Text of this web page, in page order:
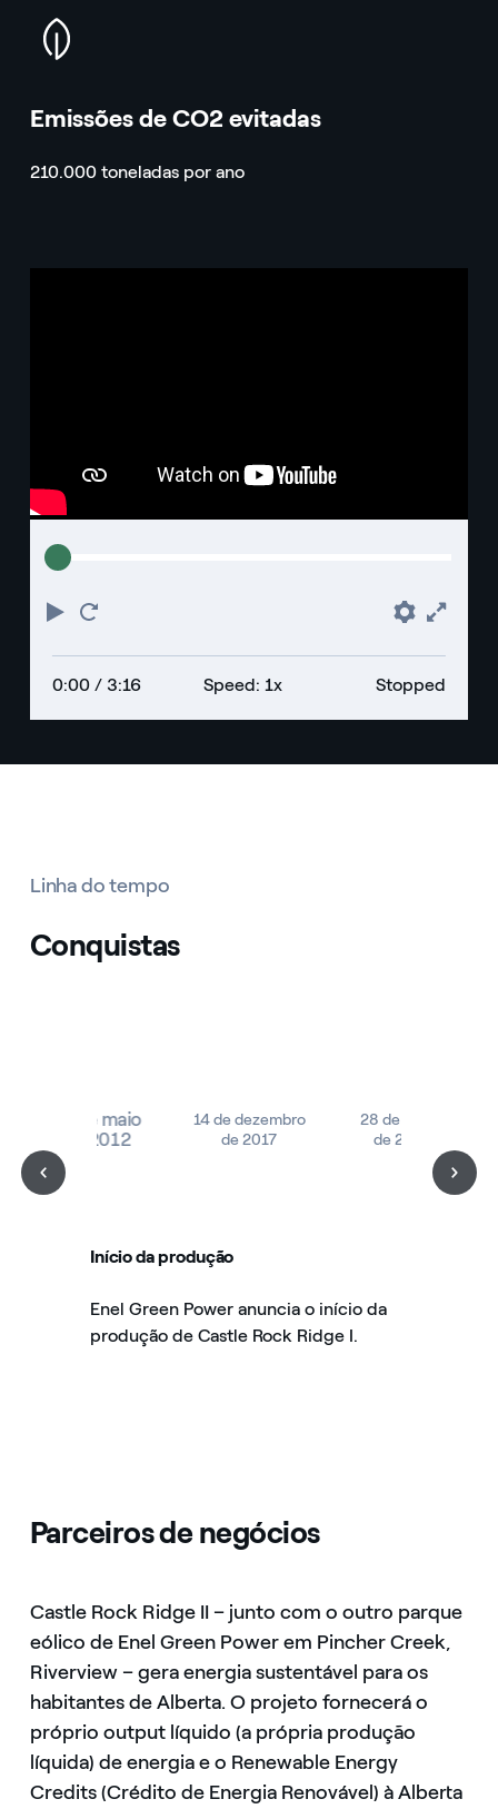
icon
Emissões de CO2 evitadas
210.000 toneladas por ano
Play
0:00/ 3:16 Speed: 1x Stopped
Linha do tempo
Conquistas
31 de maio
de 2012
14 de dezembro
de 2017
28 de junho
de 2019
Início da produção
Enel Green Power anuncia o início da
produção de Castle Rock Ridge I.
Parceiros de negócios
Castle Rock Ridge II – junto com o outro parque
eólico de Enel Green Power em Pincher Creek,
Riverview – gera energia sustentável para os
habitantes de Alberta. O projeto fornecerá o
próprio output líquido (a própria produção
líquida) de energia e o Renewable Energy
Credits (Crédito de Energia Renovável) à Alberta